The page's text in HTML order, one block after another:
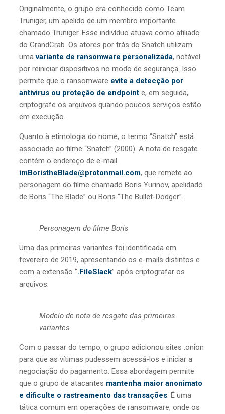
Originalmente, o grupo era conhecido como Team
Truniger, um apelido de um membro importante
chamado Truniger. Esse indivíduo atuava como afiliado
do GrandCrab. Os atores por trás do Snatch utilizam
umavariante de ransomware personalizada, notável
por reiniciar dispositivos no modo de segurança. Isso
permite que o ransomware evite a detecção por
antivírus ou proteção de endpoint e, em seguida,
criptografe os arquivos quando poucos serviços estão
em execução.
Quanto à etimologia do nome, o termo “Snatch” está
associado ao filme “Snatch” (2000). A nota de resgate
contém o endereço de e-mail
imBoristheBlade@protonmail.com, que remete ao
personagem do filme chamado Boris Yurinov, apelidado
de Boris “The Blade” ou Boris “The Bullet-Dodger”.
Personagem do filme Boris
Uma das primeiras variantes foi identificada em
fevereiro de 2019, apresentando os e-mails distintos e
com a extensão “.FileSlack” após criptografar os
arquivos.
Modelo de nota de resgate das primeiras
variantes
Com o passar do tempo, o grupo adicionou sites .onion
para que as vítimas pudessem acessá-los e iniciar a
negociação do pagamento. Essa abordagem permite
que o grupo de atacantes mantenha maior anonimato
e dificulte o rastreamento das transações. É uma
tática comum em operações de ransomware, onde os